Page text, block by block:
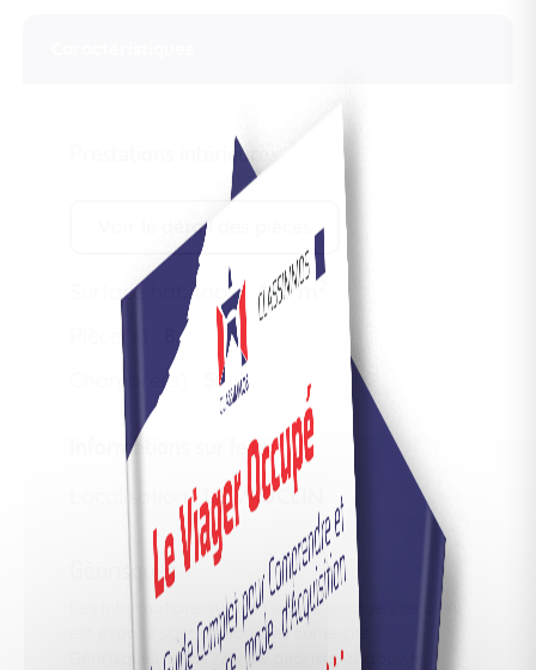
Prestations intérieures
Voir le détail des pièces
Surface habitable :183 m 2
Chambre(s) :
Informations sur le lot
Localisation : LE VAUCLIN
Géorisques
Les informations sur les risques auxquels ce bien
est exposé sont disponibles sur le site
https://www.georisques.gouv.fr